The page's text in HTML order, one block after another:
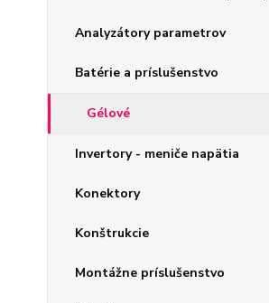
Analyzátory parametrov
Batérie a príslušenstvo
Gélové
Invertory - meniče napätia
Konektory
Konštrukcie
Montážne príslušenstvo